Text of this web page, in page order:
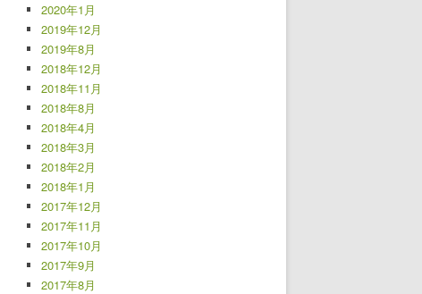
2020年1月
2019年12月
2019年8月
2018年12月
2018年11月
2018年8月
2018年4月
2018年3月
2018年2月
2018年1月
2017年12月
2017年11月
2017年10月
2017年9月
2017年8月